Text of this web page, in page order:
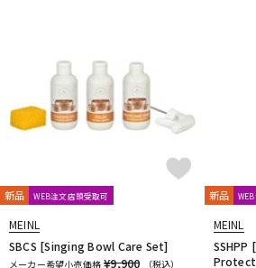
キーボード
新品 WEB注文店頭受取可
MEINL
SBCS [Singing Bowl Care Set]
メーカー希望小売価格 ¥9,900
（税込）
新品
MEINL
SSHPP